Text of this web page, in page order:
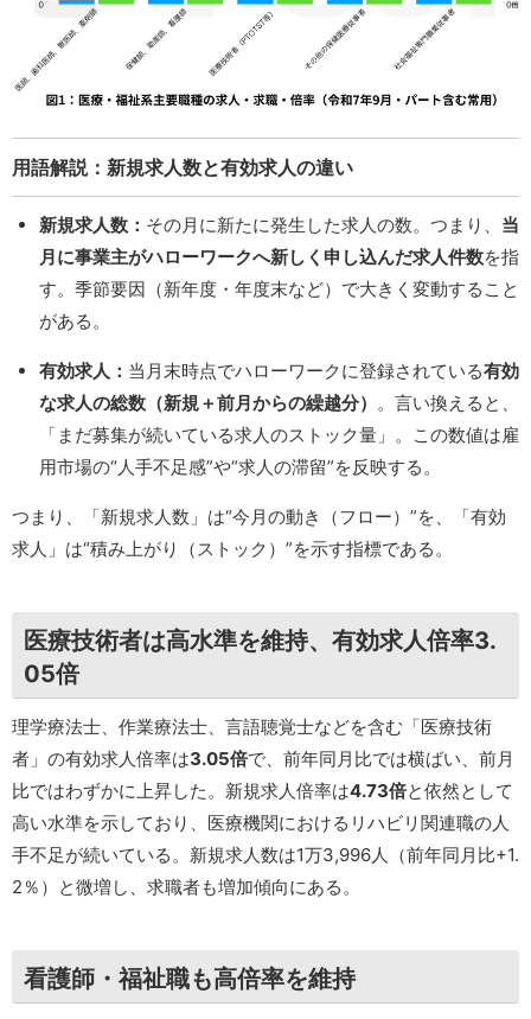
用語解説：新規求人数と有効求人の違い
新規求人数： その月に新たに発生した求人の数。つまり、 当
月に事業主がハローワークへ新しく申し込んだ求人件数を指
す。季節要因（新年度・年度末など）で大きく変動すること
がある。
有効求人： 当月末時点でハローワークに登録されている有効
な求人の総数（新規＋前月からの繰越分） 。言い換えると、
「まだ募集が続いている求人のストック量」。この数値は雇
用市場の“人手不足感”や“求人の滞留”を反映する。
つまり、「新規求人数」は“今月の動き（フロー）”を、「有効
求人」は“積み上がり（ストック）”を示す指標である。
医療技術者は高水準を維持、有効求人倍率3.
05倍
理学療法士、作業療法士、言語聴覚士などを含む「医療技術
者」の有効求人倍率は3.05倍で、前年同月比では横ばい、前月
比ではわずかに上昇した。新規求人倍率は4.73倍と依然として
高い水準を示しており、医療機関におけるリハビリ関連職の人
手不足が続いている。新規求人数は1万3,996人（前年同月比+1.
2％）と微増し、求職者も増加傾向にある。
看護師・福祉職も高倍率を維持